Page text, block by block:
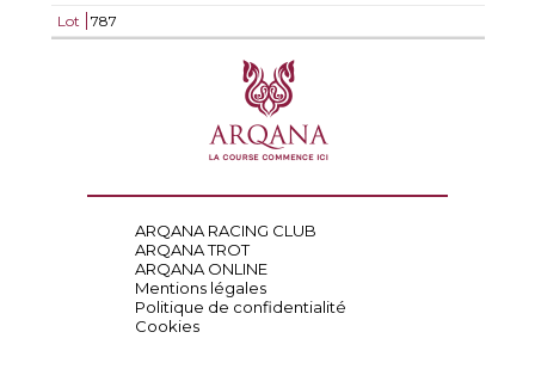
Lot
787
ARQANA RACING CLUB
ARQANA TROT
ARQANA ONLINE
Mentions légales
Politique de confidentialité
Cookies